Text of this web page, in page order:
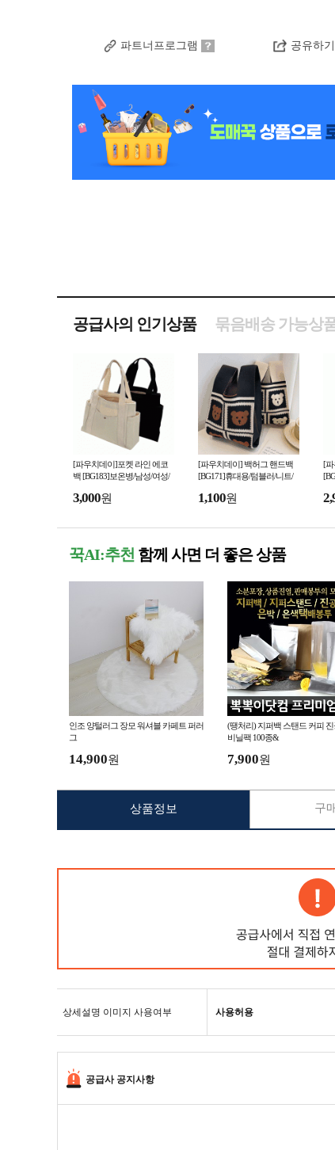
파트너프로그램 공유하기
공급사의 인기상품 묶음배송 가능상
[파우치데이]포켓 라인 에코
백 [BG183]보온병/남성/여성/
방/핸드폰/캔버스
3,000원
[파우치데이] 백허그 핸드백
[BG171]휴대용/텀블러/니트/
니/다용도/여행용
1,100원
[파
남
꾹AI:추천 함께 사면 더 좋은 상품
인조 양털러그 장모 워셔블 카페트 퍼러
그
14,900원
(땡처리) 지퍼백 스탠드 커피
비닐팩 100종&
7,900원
상세설명 이미지 사용여부 사용허용
공급사 공지사항
상품정보 구